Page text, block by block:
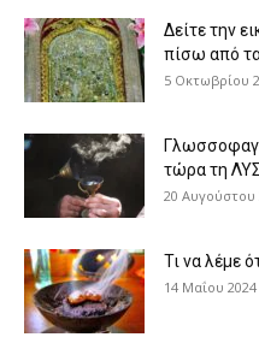
Δείτε την
πίσω από τα
5 Οκτωβρίου
τώρα τη
20 Αυγούστου
Τι να λέμε
14 Μαΐου 2024